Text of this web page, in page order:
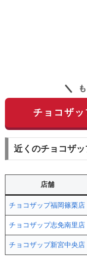
チョコザ
近くのチョコザッ
店舗
チョコザップ福岡篠栗店
チョコザップ志免南里店
チョコザップ新宮中央店